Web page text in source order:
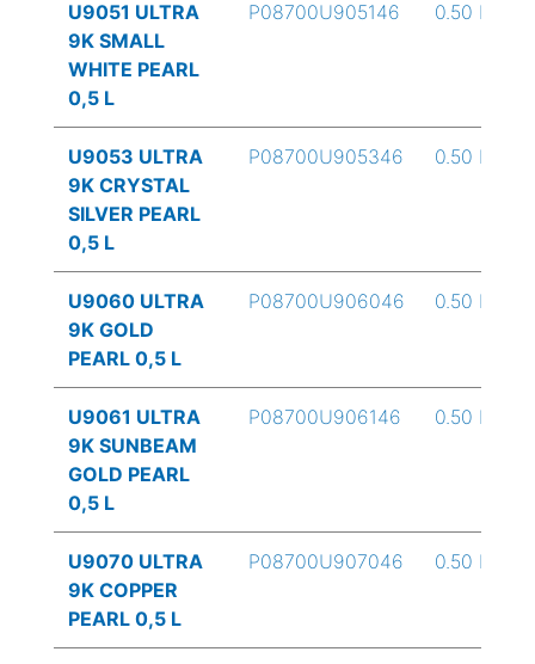
U9051 ULTRA
9K SMALL
WHITE PEARL
0,5 L
P08700U905146 0.50 L
U9053 ULTRA
9K CRYSTAL
SILVER PEARL
0,5 L
P08700U905346 0.50 L
U9060 ULTRA
9K GOLD
PEARL 0,5 L
P08700U906046 0.50 L
U9061 ULTRA
9K SUNBEAM
GOLD PEARL
0,5 L
P08700U906146 0.50 L
U9070 ULTRA
9K COPPER
PEARL 0,5 L
P08700U907046 0.50 L